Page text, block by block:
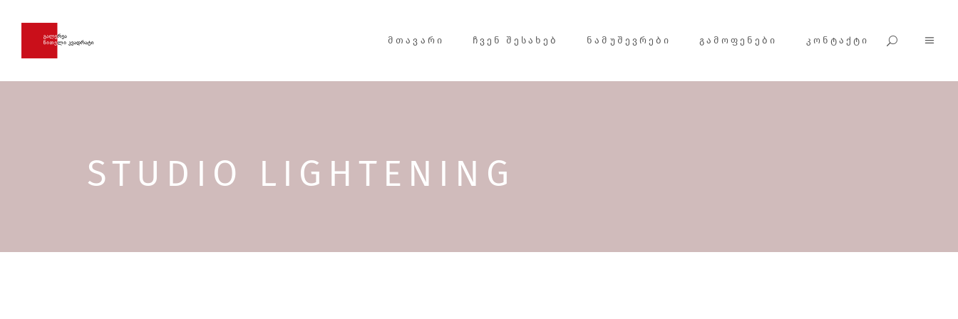
ᲛᲗᲐᲕᲐᲠᲘ ᲩᲕᲔᲜ ᲨᲔᲡᲐᲮᲔᲑ ᲜᲐᲛᲣᲨᲔᲕᲠᲔᲑᲘ ᲒᲐᲛᲝᲤᲔᲜᲔᲑᲘ ᲙᲝᲜᲢᲐᲥᲢᲘ
STUDIO LIGHTENING